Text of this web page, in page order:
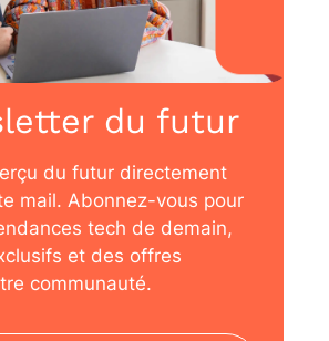
du futur
du futur directement
mail. Abonnez-vous pour
tech de demain,
et des offres
communauté.